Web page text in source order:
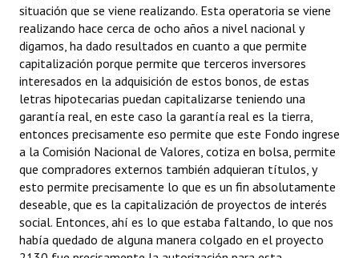
situación que se viene realizando. Esta operatoria se viene
realizando hace cerca de ocho años a nivel nacional y
digamos, ha dado resultados en cuanto a que permite
capitalización porque permite que terceros inversores
interesados en la adquisición de estos bonos, de estas
letras hipotecarias puedan capitalizarse teniendo una
garantía real, en este caso la garantía real es la tierra,
entonces precisamente eso permite que este Fondo ingrese
a la Comisión Nacional de Valores, cotiza en bolsa, permite
que compradores externos también adquieran títulos, y
esto permite precisamente lo que es un fin absolutamente
deseable, que es la capitalización de proyectos de interés
social. Entonces, ahí es lo que estaba faltando, lo que nos
había quedado de alguna manera colgado en el proyecto